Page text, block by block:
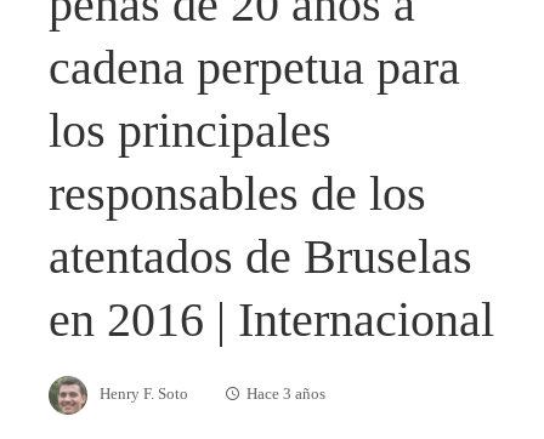
cadena perpetua para
los principales
responsables de los
atentados de Bruselas
en 2016 | Internacional
Henry F. Soto Hace 3 años